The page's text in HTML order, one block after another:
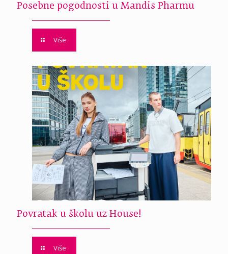
Posebne pogodnosti u Mandis Pharmu
Više
Povratak u školu uz House!
Više